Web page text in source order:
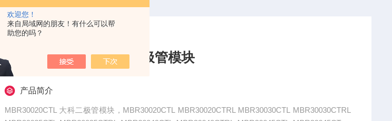
欢迎您！
来自局域网的朋友！有什么可以帮
助您的吗？
MBR30020CTL 大科二极管模块
产品简介
MBR30020CTL 大科二极管模块，MBR30020CTL MBR30020CTRL MBR30030CTL MBR30030CTRL